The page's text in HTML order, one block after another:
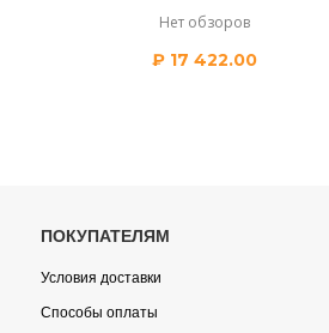
Нет обзоров
₽ 17 422.00
ПОКУПАТЕЛЯМ
Условия доставки
Способы оплаты